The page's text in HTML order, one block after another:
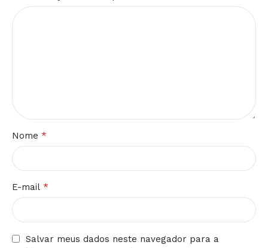
Nome *
E-mail *
Salvar meus dados neste navegador para a